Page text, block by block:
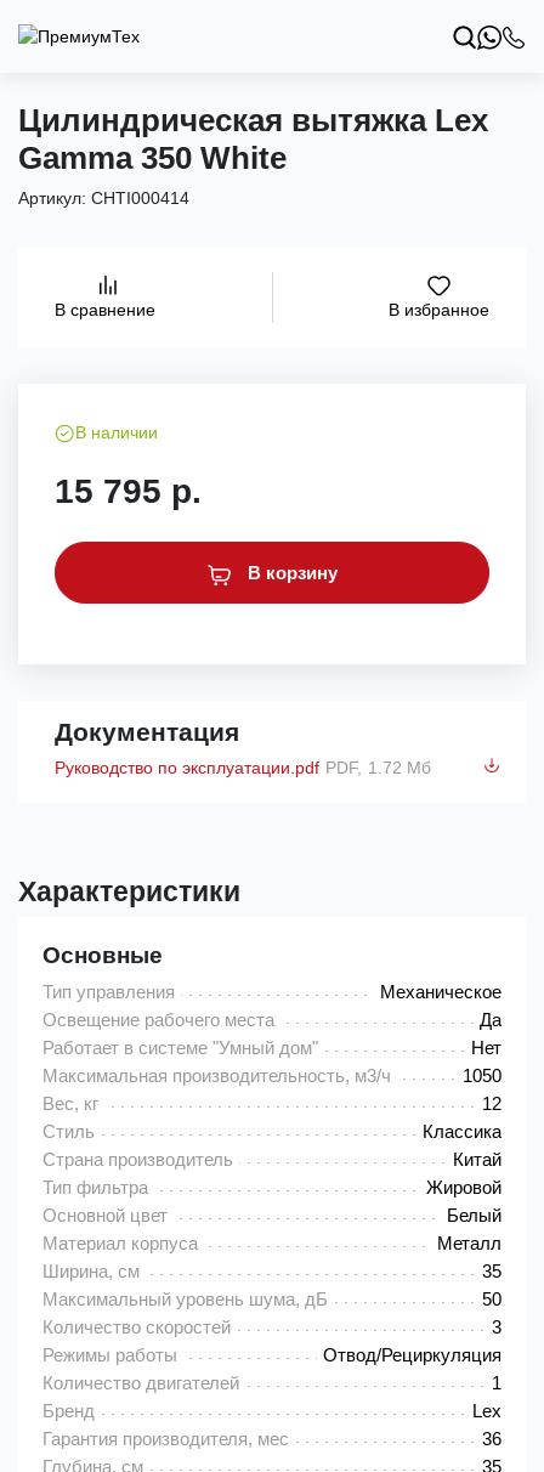
Цилиндрическая вытяжка Lex
Gamma 350 White
Артикул: CHTI000414
В сравнение В избранное
В наличии
15 795 р.
В корзину
Документация
Руководство по эксплуатации.pdf PDF, 1.72 Мб
Характеристики
Основные
Тип управления
Механическое
Освещение рабочего места
Да
Работает в системе "Умный дом"
Нет
Максимальная производительность, м3/ч
1050
Вес, кг
12
Стиль
Классика
Страна производитель
Китай
Тип фильтра
Жировой
Основной цвет
Белый
Материал корпуса
Металл
Ширина, см
35
Максимальный уровень шума, дБ
50
Количество скоростей
3
Режимы работы
Отвод/Рециркуляция
Количество двигателей
1
Бренд
Lex
Гарантия производителя, мес
36
Глубина, см
35